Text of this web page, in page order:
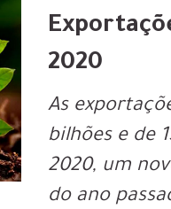
2020
As
bilhões e de
2020, um
do ano